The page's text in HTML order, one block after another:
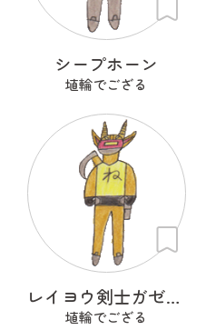
シープホーン
埴輪でござる
レイヨウ剣士ガゼルナイト
埴輪でござる